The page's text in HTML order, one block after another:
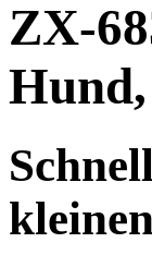
ZX-